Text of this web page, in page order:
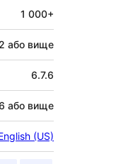
1 000+
або вище
6.7.6
або вище
(US)